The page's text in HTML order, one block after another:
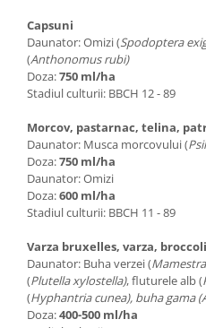
Capsuni
Daunator: Omizi (Spodoptera
(Anthonomus rubi)
Doza:750 ml/ha
Stadiul culturii: BBCH 12 - 89
Morcov, pastarnac, telina,
Daunator: Musca morcovului (
Doza:750 ml/ha
Daunator: Omizi
Doza:600 ml/ha
Stadiul culturii: BBCH 11 - 89
Varza bruxelles, varza,
Daunator: Buha verzei (
(Plutella xylostella), fluturele alb (
(Hyphantria cunea), buha gama
Doza:400-500 ml/ha